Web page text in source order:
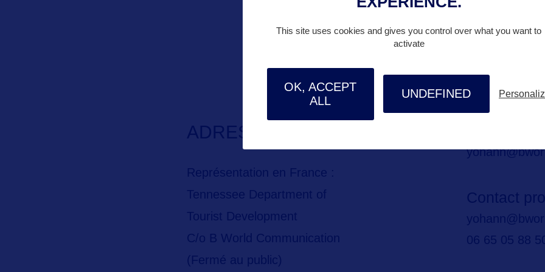
ALLEZ PLUS LOIN
ADRESSES
Représentation en France :
Tennessee Department of
Tourist Development
C/o B World Communication
(Fermé au public)
Contact pro
06 65 05 88
This site uses cookies and gives you control over what you want to
activate
OK, ACCEPT
ALL
UNDEFINED